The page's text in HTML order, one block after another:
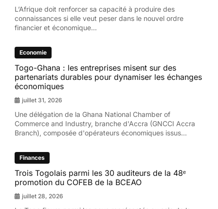
L’Afrique doit renforcer sa capacité à produire des
connaissances si elle veut peser dans le nouvel ordre
financier et économique...
Economie
Togo-Ghana : les entreprises misent sur des
partenariats durables pour dynamiser les échanges
économiques
juillet 31, 2026
Une délégation de la Ghana National Chamber of
Commerce and Industry, branche d'Accra (GNCCI Accra
Branch), composée d'opérateurs économiques issus...
Finances
Trois Togolais parmi les 30 auditeurs de la 48ᵉ
promotion du COFEB de la BCEAO
juillet 28, 2026